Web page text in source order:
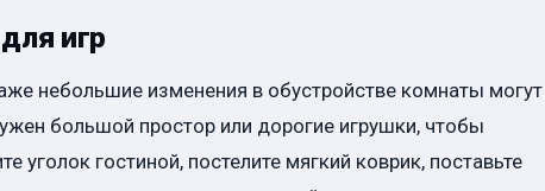
игр
небольшие изменения в обустройстве комнаты могут
большой простор или дорогие игрушки, чтобы
уголок гостиной, постелите мягкий коврик, поставьте